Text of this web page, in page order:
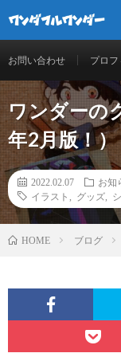
お問い合わせ プロ
ワンダーの
年2月版！）
2022.02.07
お知
イラスト
グッズ
HOME ブログ